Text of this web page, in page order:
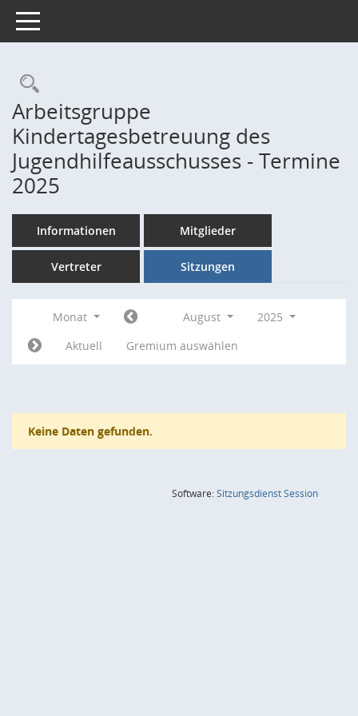
Toggle navigation
Rechercheauswahl
Arbeitsgruppe
Kindertagesbetreuung des
Jugendhilfeausschusses - Termine
2025
Informationen Mitglieder
Vertreter Sitzungen
Monat August
2025
Aktuell
Gremium auswählen
Keine Daten gefunden.
Software:SitzungsdienstSession(Wird in